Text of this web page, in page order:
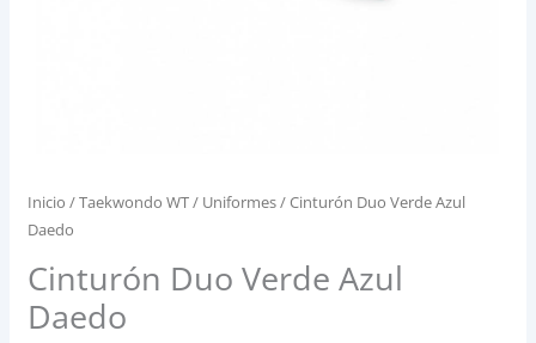
Inicio /Taekwondo WT/ Uniformes/ Cinturón Duo Verde Azul
Daedo
Cinturón Duo Verde Azul
Daedo